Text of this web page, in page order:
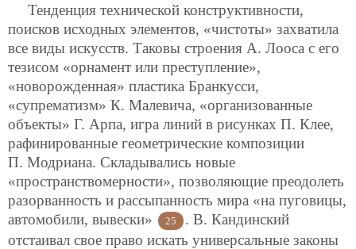
Тенденция технической конструктивности,
поисков исходных элементов, «чистоты» захватила
все виды искусств. Таковы строения А. Лооса с его
тезисом «орнамент или преступление»,
«новорожденная» пластика Бранкусси,
«супрематизм» К. Малевича, «организованные
объекты» Г. Арпа, игра линий в рисунках П. Клее,
рафинированные геометрические композиции
П. Модриана. Складывались новые
«пространствомерности», позволяющие преодолеть
разорванность и рассыпанность мира «на пуговицы,
автомобили, вывески»
25
. В. Кандинский
отстаивал свое право искать универсальные законы